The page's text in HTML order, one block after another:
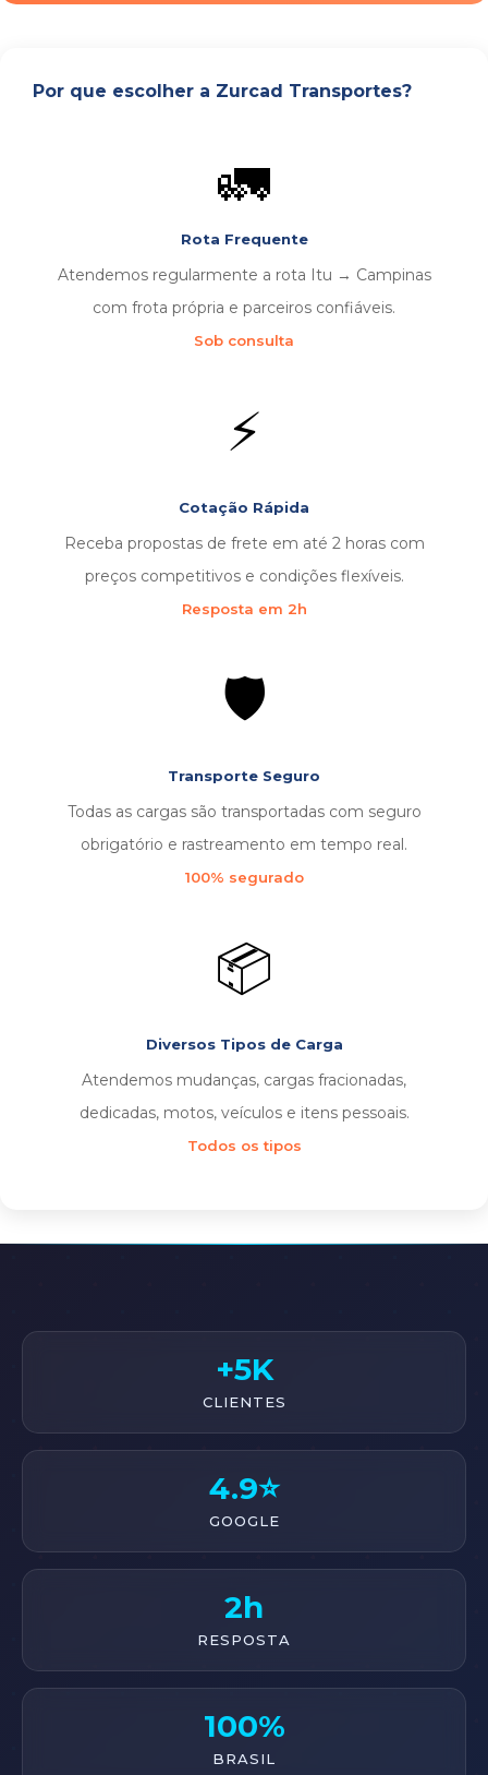
Por que escolher a Zurcad Transportes?
🚛
Rota Frequente
Atendemos regularmente a rota Itu → Campinas
com frota própria e parceiros confiáveis.
Sob consulta
⚡
Cotação Rápida
Receba propostas de frete em até 2 horas com
preços competitivos e condições flexíveis.
Resposta em 2h
🛡️
Transporte Seguro
Todas as cargas são transportadas com seguro
obrigatório e rastreamento em tempo real.
100% segurado
📦
Diversos Tipos de Carga
Atendemos mudanças, cargas fracionadas,
dedicadas, motos, veículos e itens pessoais.
Todos os tipos
+5K
CLIENTES
4.9⭐
GOOGLE
2h
RESPOSTA
100%
BRASIL